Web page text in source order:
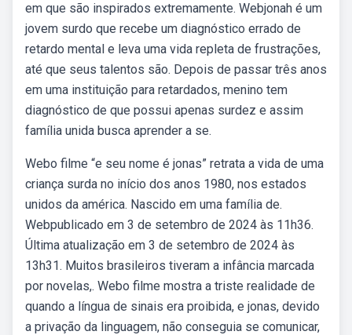
em que são inspirados extremamente. Webjonah é um
jovem surdo que recebe um diagnóstico errado de
retardo mental e leva uma vida repleta de frustrações,
até que seus talentos são. Depois de passar três anos
em uma instituição para retardados, menino tem
diagnóstico de que possui apenas surdez e assim
família unida busca aprender a se.
Webo filme “e seu nome é jonas” retrata a vida de uma
criança surda no início dos anos 1980, nos estados
unidos da américa. Nascido em uma família de.
Webpublicado em 3 de setembro de 2024 às 11h36.
Última atualização em 3 de setembro de 2024 às
13h31. Muitos brasileiros tiveram a infância marcada
por novelas,. Webo filme mostra a triste realidade de
quando a língua de sinais era proibida, e jonas, devido
a privação da linguagem, não conseguia se comunicar,